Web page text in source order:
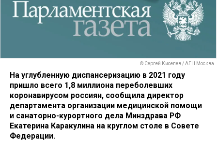
© Сергей Киселев / АГН Москва
На углубленную диспансеризацию в 2021 году
пришло всего 1,8 миллиона переболевших
коронавирусом россиян, сообщила директор
департамента организации медицинской помощи
и санаторно-курортного дела Минздрава РФ
Екатерина Каракулина на круглом столе в Совете
Федерации.